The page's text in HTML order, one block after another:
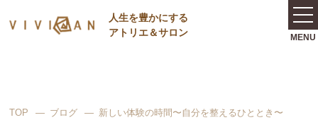
⼈⽣を豊かにする
アトリエ＆サロン
TOP ブログ 新しい体験の時間〜自分を整えるひととき〜